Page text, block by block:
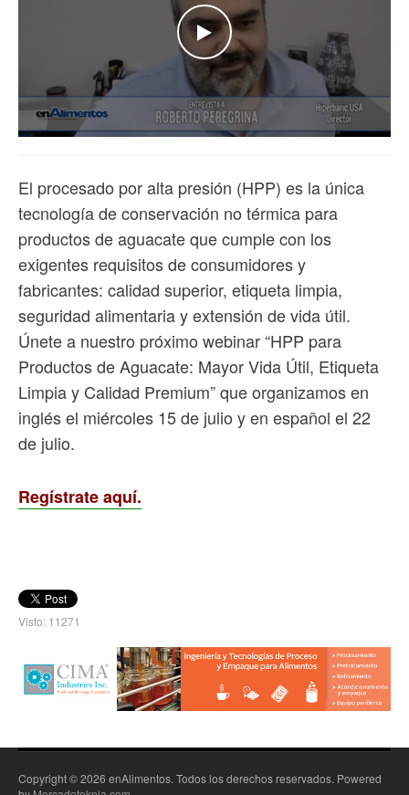
WATCH THE VIDEO
El procesado por alta presión (HPP) es la única
tecnología de conservación no térmica para
productos de aguacate que cumple con los
exigentes requisitos de consumidores y
fabricantes: calidad superior, etiqueta limpia,
seguridad alimentaria y extensión de vida útil.
Únete a nuestro próximo webinar “HPP para
Productos de Aguacate: Mayor Vida Útil, Etiqueta
Limpia y Calidad Premium” que organizamos en
inglés el miércoles 15 de julio y en español el 22
de julio.
Regístrate aquí.
Visto: 11271
Copyright © 2026 enAlimentos. Todos los derechos reservados. Powered